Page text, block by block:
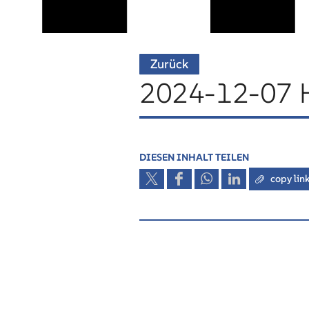
Zurück
2024-12-07
DIESEN INHALT TEILEN
copy link